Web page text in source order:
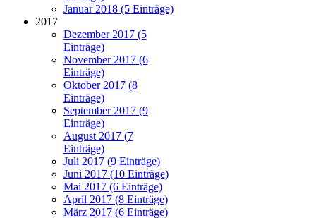
Januar 2018 (5 Einträge)
2017
Dezember 2017 (5
Einträge)
November 2017 (6
Einträge)
Oktober 2017 (8
Einträge)
September 2017 (9
Einträge)
August 2017 (7
Einträge)
Juli 2017 (9 Einträge)
Juni 2017 (10 Einträge)
Mai 2017 (6 Einträge)
April 2017 (8 Einträge)
März 2017 (6 Einträge)